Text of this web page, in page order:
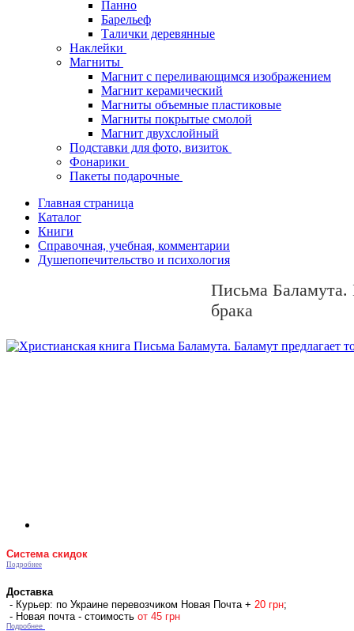
Панно
Барельеф
Талички деревянные
Наклейки
Магниты
Магнит с переливающимся изображением
Магнит керамический
Магниты объемные пластиковые
Магниты покрытые смолой
Магнит двухслойный
Подставки для фото, визиток
Фонарики
Пакеты подарочные
Главная страница
Каталог
Книги
Справочная, учебная, комментарии
Душепопечительство и психология
Письма Баламута.
брака
Система скидок
Подробнее
Доставка
- Курьер: по Украине перевозчиком Новая Почта + 20 грн;
- Новая почта - стоимость от 45 грн
Подробнее